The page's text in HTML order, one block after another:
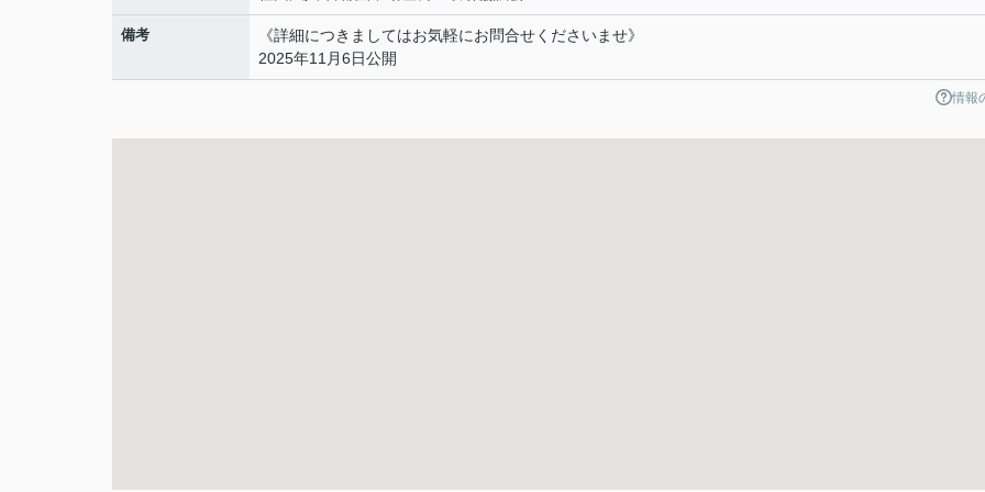
備考
《詳細につきましてはお気軽にお問合せくださいませ》
2025年11月6日公開
情報